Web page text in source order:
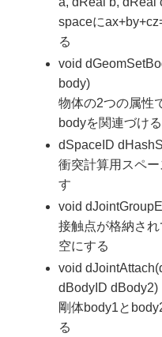
spaceに
る
void
body)
物体の2つの属性
bodyを関連づける
dSpaceID
衝突計算用スペ
す
void
接触点が格納さ
空にする
void
dBodyID dBody2)
剛体body1と
る